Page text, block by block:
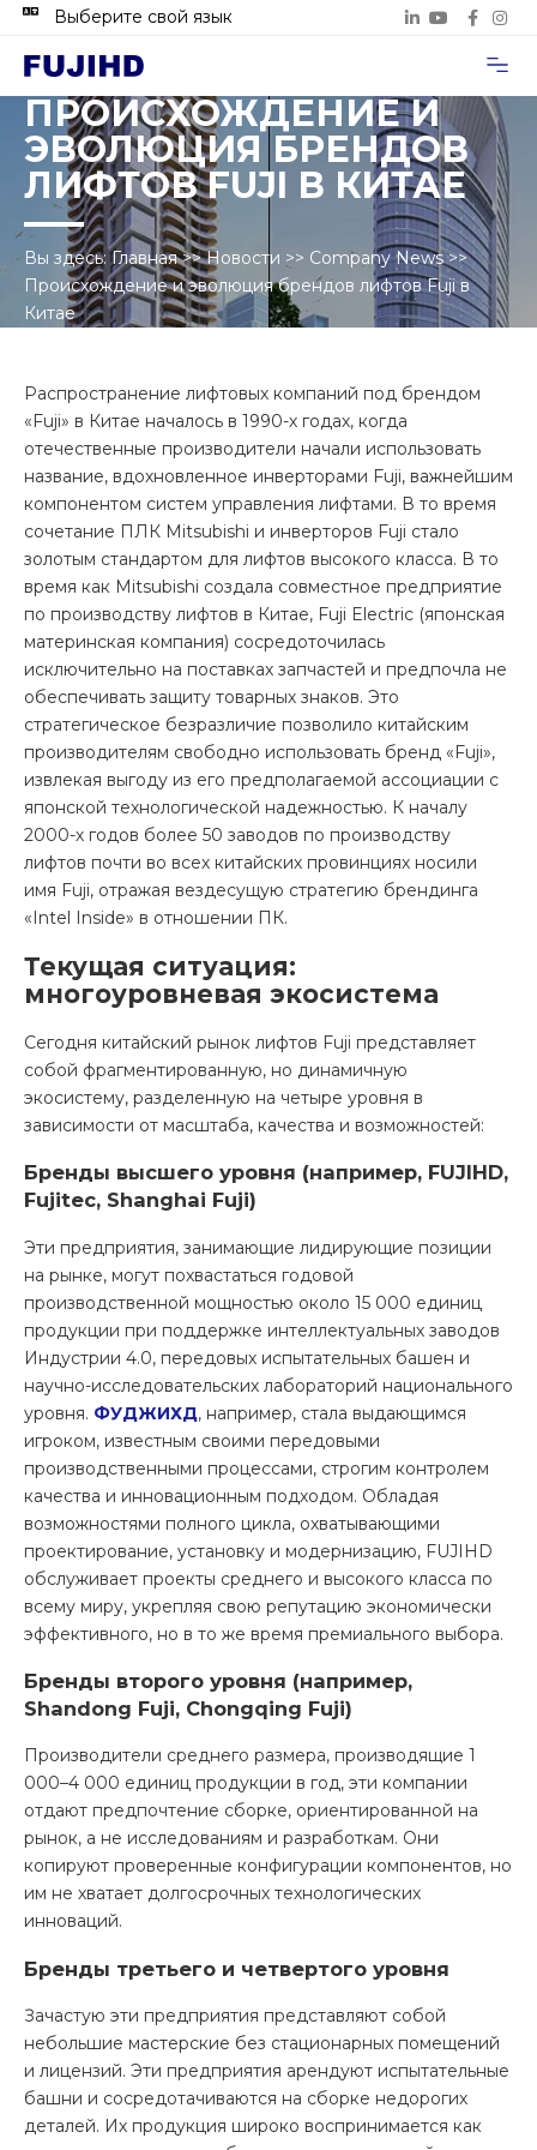
Выберите свой язык
ПРОИСХОЖДЕНИЕ И
ЭВОЛЮЦИЯ БРЕНДОВ
ЛИФТОВ FUJI В КИТАЕ
Вы здесь:Главная>>Новости >> Company News>>
Происхождение и эволюция брендов лифтов Fuji в
Китае
Распространение лифтовых компаний под брендом
«Fuji» в Китае началось в 1990-х годах, когда
отечественные производители начали использовать
название, вдохновленное инверторами Fuji, важнейшим
компонентом систем управления лифтами. В то время
сочетание ПЛК Mitsubishi и инверторов Fuji стало
золотым стандартом для лифтов высокого класса. В то
время как Mitsubishi создала совместное предприятие
по производству лифтов в Китае, Fuji Electric (японская
материнская компания) сосредоточилась
исключительно на поставках запчастей и предпочла не
обеспечивать защиту товарных знаков. Это
стратегическое безразличие позволило китайским
производителям свободно использовать бренд «Fuji»,
извлекая выгоду из его предполагаемой ассоциации с
японской технологической надежностью. К началу
2000-х годов более 50 заводов по производству
лифтов почти во всех китайских провинциях носили
имя Fuji, отражая вездесущую стратегию брендинга
«Intel Inside» в отношении ПК.
Текущая ситуация:
многоуровневая экосистема
Сегодня китайский рынок лифтов Fuji представляет
собой фрагментированную, но динамичную
экосистему, разделенную на четыре уровня в
зависимости от масштаба, качества и возможностей:
Бренды высшего уровня (например, FUJIHD,
Fujitec, Shanghai Fuji)
Эти предприятия, занимающие лидирующие позиции
на рынке, могут похвастаться годовой
производственной мощностью около 15 000 единиц
продукции при поддержке интеллектуальных заводов
Индустрии 4.0, передовых испытательных башен и
научно-исследовательских лабораторий национального
уровня. ФУДЖИХД, например, стала выдающимся
игроком, известным своими передовыми
производственными процессами, строгим контролем
качества и инновационным подходом. Обладая
возможностями полного цикла, охватывающими
проектирование, установку и модернизацию, FUJIHD
обслуживает проекты среднего и высокого класса по
всему миру, укрепляя свою репутацию экономически
эффективного, но в то же время премиального выбора.
Бренды второго уровня (например,
Shandong Fuji, Chongqing Fuji)
Производители среднего размера, производящие 1
000–4 000 единиц продукции в год, эти компании
отдают предпочтение сборке, ориентированной на
рынок, а не исследованиям и разработкам. Они
копируют проверенные конфигурации компонентов, но
им не хватает долгосрочных технологических
инноваций.
Бренды третьего и четвертого уровня
Зачастую эти предприятия представляют собой
небольшие мастерские без стационарных помещений
и лицензий. Эти предприятия арендуют испытательные
башни и сосредотачиваются на сборке недорогих
деталей. Их продукция широко воспринимается как